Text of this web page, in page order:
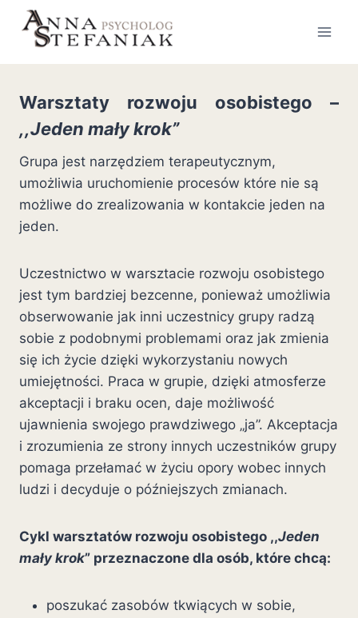
Przejdź
Warsztaty rozwoju osobistego –
,,Jeden mały krok”
Grupa jest narzędziem terapeutycznym,
umożliwia uruchomienie procesów które nie są
możliwe do zrealizowania w kontakcie jeden na
jeden.
Uczestnictwo w warsztacie rozwoju osobistego
jest tym bardziej bezcenne, ponieważ umożliwia
obserwowanie jak inni uczestnicy grupy radzą
sobie z podobnymi problemami oraz jak zmienia
się ich życie dzięki wykorzystaniu nowych
umiejętności. Praca w grupie, dzięki atmosferze
akceptacji i braku ocen, daje możliwość
ujawnienia swojego prawdziwego „ja”. Akceptacja
i zrozumienia ze strony innych uczestników grupy
pomaga przełamać w życiu opory wobec innych
ludzi i decyduje o późniejszych zmianach.
Cykl warsztatów rozwoju osobistego ,,Jeden
mały krok” przeznaczone dla osób, które chcą:
poszukać zasobów tkwiących w sobie,